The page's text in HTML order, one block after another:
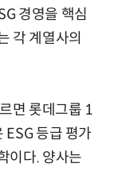
경영을 핵심
각 계열사의
면 롯데그룹 1
등급 평가
이다. 양사는